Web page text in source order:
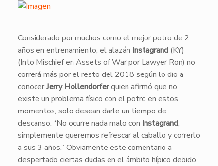
Considerado por muchos como el mejor potro de 2
años en entrenamiento, el alazán Instagrand(KY)
(Into Mischief en Assets of War por Lawyer Ron) no
correrá más por el resto del 2018 según lo dio a
conocerJerry Hollendorferquien afirmó que no
existe un problema físico con el potro en estos
momentos, solo desean darle un tiempo de
descanso. “No ocurre nada malo con Instagrand,
simplemente queremos refrescar al caballo y correrlo
a sus 3 años.” Obviamente este comentario a
despertado ciertas dudas en el ámbito hípico debido